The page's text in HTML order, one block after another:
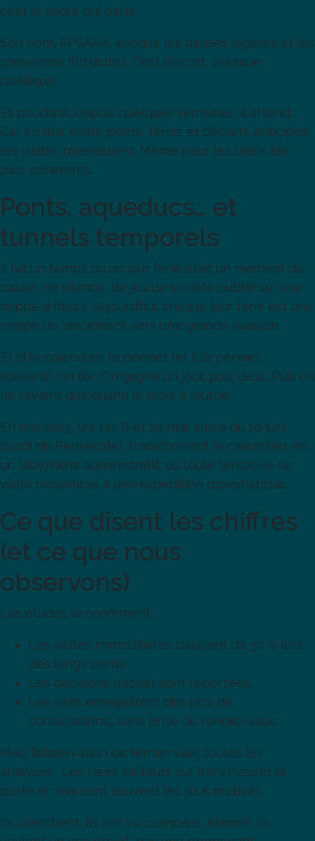
c’est le cadre qui parle.
Son nom, APSARA, évoque les danses légères et les
présences flottantes. C’est discret, presque
poétique.
Et pourtant, depuis quelques semaines, il attend.
Car en mai, entre ponts, fériés et départs anticipés,
les visites ralentissent. Même pour les biens les
plus cohérents.
Ponts, aqueducs… et
tunnels temporels
Il fut un temps où un jour férié était un moment de
pause, de silence, de jeu de société oublié sur une
nappe à fleurs. Aujourd’hui, chaque jour férié est une
rampe de lancement vers une grande évasion.
Et si le calendrier le permet (et il le permet
souvent), on file. On gagne un jour, puis deux. Puis on
ne revient que quand le mois a tourné.
En mai 2025, les 1er, 8 et 29 mai, suivis du 10 juin
(lundi de Pentecôte), transforment le calendrier en
un labyrinthe administratif, où toute tentative de
visite ressemble à une expédition diplomatique.
Ce que disent les chiffres
(et ce que nous
observons)
Les études le confirment :
Les visites immobilières baissent de 30 % lors
des longs ponts.
Les décisions d’achat sont reportées.
Les sites enregistrent des pics de
consultations… sans prise de rendez-vous.
Mais l’observation de terrain vaut toutes les
analyses : Les rares visiteurs qui franchissent la
porte en mai sont souvent les plus motivés.
Ils cherchent. Ils ont vu, comparé, éliminé. Ils